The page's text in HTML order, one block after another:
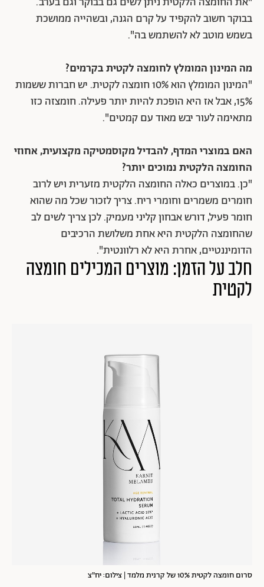
בבוקר חשוב להקפיד על קרם הגנה, ובשהייה ממושכת
בשמש מוטב לא להשתמש בה".
מה המינון המומלץ לחומצה לקטית בקרמים?
"המינון המומלץ הוא 10% חומצה לקטית. יש חברות ששמות
15%, אבל אז היא הופכת להיות יותר פעילה. חומצזה כזו
מתאימה לעור יבש מאוד עם קמטים".
האם במוצרי המדף, להבדיל מקוסמטיקה מקצועית, אחוזי
החומצה הלקטית נמוכים יותר?
"כן. במוצרים כאלה החומצה הלקטית מזערית ויש לרוב
חומרים משמרים וחומרי ריח. צריך לזכור שכל מה שהוא
חומר פעיל, דורש אבחון קליני מעמיק. לכן צריך לשים לב
שהחומצה הלקטית היא אחת משלושת הרכיבים
הדומיננטיים, אחרת היא לא רלוונטית".
חלב על הזמן: מוצרים המכילים חומצה
לקטית
סרום חומצה לקטית 10% של קרנית מלמד | צילום: יח"צ